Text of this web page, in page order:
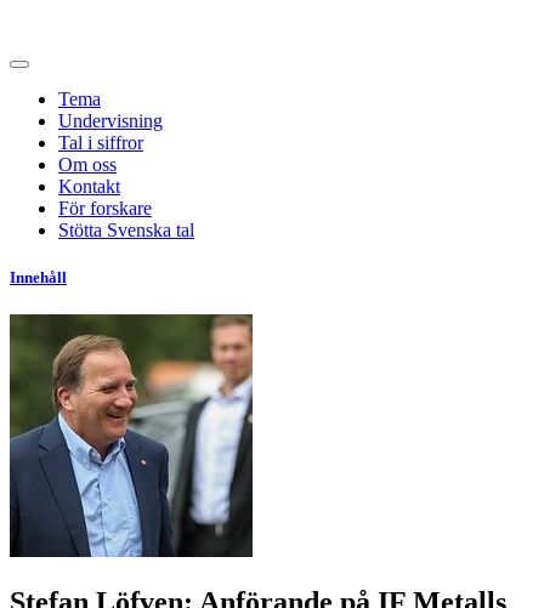
Tema
Undervisning
Tal i siffror
Om oss
Kontakt
För forskare
Stötta Svenska tal
Innehåll